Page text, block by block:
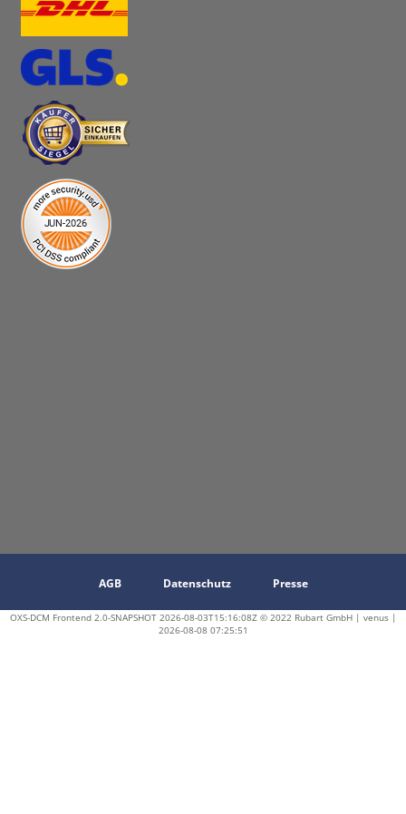
AGB Datenschutz Presse
OXS-DCM Frontend 2.0-SNAPSHOT 2026-08-03T15:16:08Z © 2022 Rubart GmbH | venus |
2026-08-08 07:25:51